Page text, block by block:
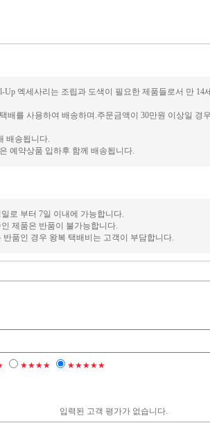
엑세사리는 조립과 도색이 필요한 제품들로서 만 14
배를 사용하여 배송하며.주문금액이 30만원 이상일 경
배송됩니다.
예약상품 입하후 함께 배송됩니다.
로 부터 7일 이내에 가능합니다.
제품은 반품이 불가능합니다.
품인 경우 왕복 택배비는 고객이 부담합니다.
★★★★ ★★★★★
입력된 고객 평가가 없습니다.